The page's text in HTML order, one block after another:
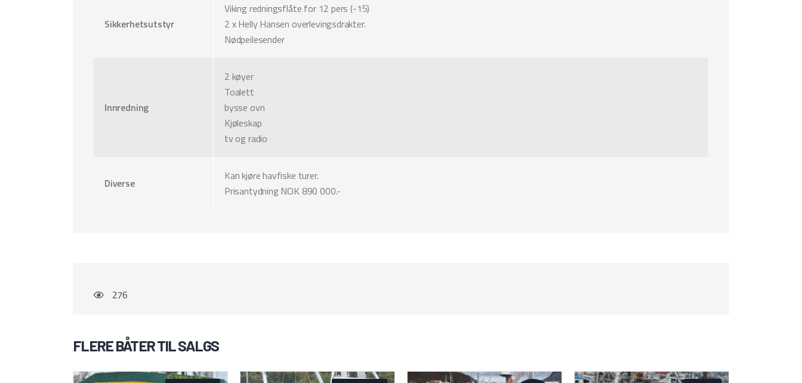
Sikkerhetsutstyr
Viking redningsflåte for 12 pers (-15)
2 x Helly Hansen overlevingsdrakter.
Nødpeilesender
Innredning
2 køyer
Toalett
bysse ovn
Kjøleskap
tv og radio
Diverse
Kan kjøre havfiske turer.
Prisantydning NOK 890 000.-
276
FLERE BÅTER TIL SALGS